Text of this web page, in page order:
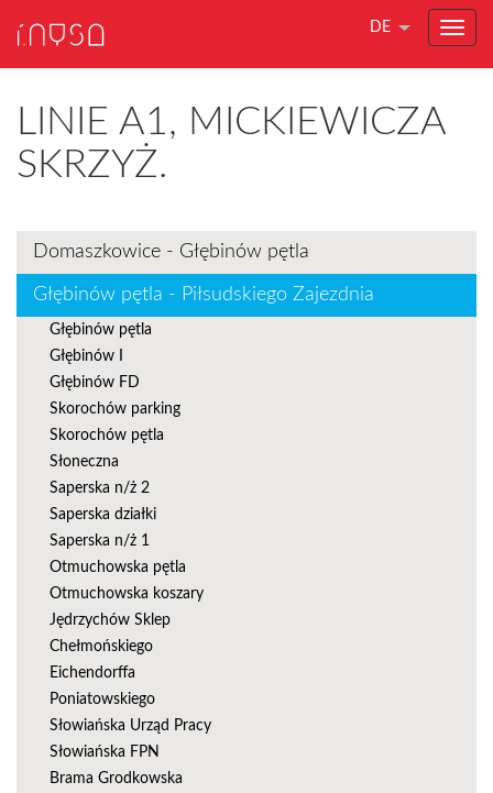
DE
LINIE A1, MICKIEWICZA
SKRZYŻ.
Domaszkowice - Głębinów pętla
Głębinów pętla - Piłsudskiego Zajezdnia
Głębinów pętla
Głębinów I
Głębinów FD
Skorochów parking
Skorochów pętla
Słoneczna
Saperska n/ż 2
Saperska działki
Saperska n/ż 1
Otmuchowska pętla
Otmuchowska koszary
Jędrzychów Sklep
Chełmońskiego
Eichendorffa
Poniatowskiego
Słowiańska Urząd Pracy
Słowiańska FPN
Brama Grodkowska